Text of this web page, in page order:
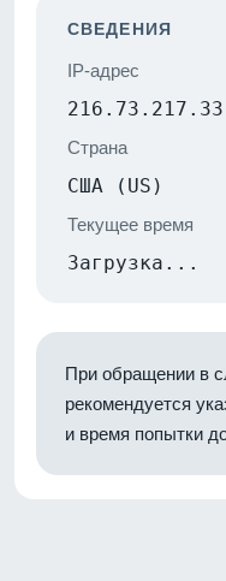
СВЕДЕНИЯ
IP-адрес
216.73.217.33
Страна
США (US)
Текущее время
Загрузка...
При обращении в
рекомендуется
и время попытки